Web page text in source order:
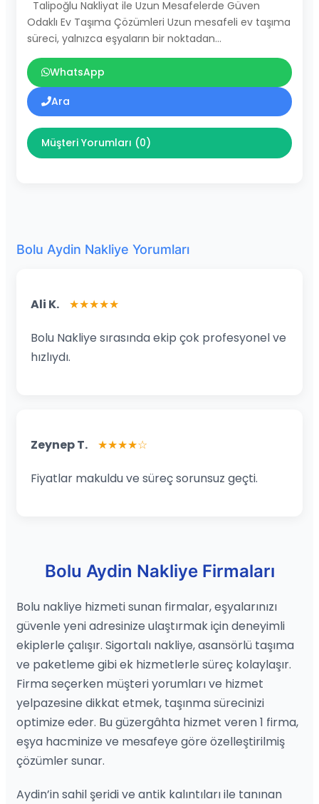
Talipoğlu Nakliyat ile Uzun Mesafelerde Güven
Odaklı Ev Taşıma Çözümleri Uzun mesafeli ev taşıma
süreci, yalnızca eşyaların bir noktadan…
WhatsApp
Ara
Müşteri Yorumları (0)
Bolu Aydin Nakliye Yorumları
Ali K. ★★★★★
Bolu Nakliye sırasında ekip çok profesyonel ve
hızlıydı.
Zeynep T. ★★★★☆
Fiyatlar makuldu ve süreç sorunsuz geçti.
Bolu Aydin Nakliye Firmaları
Bolu nakliye hizmeti sunan firmalar, eşyalarınızı
güvenle yeni adresinize ulaştırmak için deneyimli
ekiplerle çalışır. Sigortalı nakliye, asansörlü taşıma
ve paketleme gibi ek hizmetlerle süreç kolaylaşır.
Firma seçerken müşteri yorumları ve hizmet
yelpazesine dikkat etmek, taşınma sürecinizi
optimize eder. Bu güzergâhta hizmet veren 1 firma,
eşya hacminize ve mesafeye göre özelleştirilmiş
çözümler sunar.
Aydin’in sahil şeridi ve antik kalıntıları ile tanınan